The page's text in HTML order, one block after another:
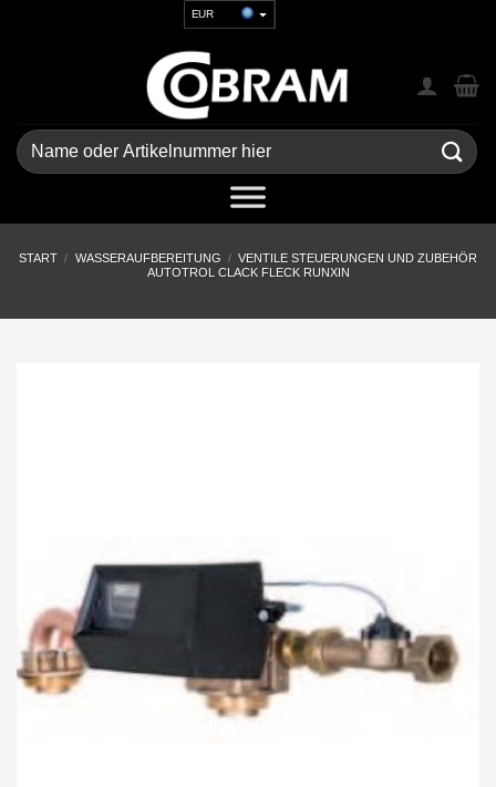
EUR
GBP
CHF
UAH
Suchen
nach:
START / WASSERAUFBEREITUNG / VENTILE STEUERUNGEN UND ZUBEHÖR
AUTOTROL CLACK FLECK RUNXIN